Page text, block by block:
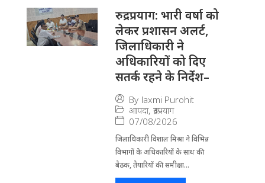
रुद्रप्रयाग: भारी वर्षा को
लेकर प्रशासन अलर्ट,
जिलाधिकारी ने
अधिकारियों को दिए
सतर्क रहने के निर्देश–
By laxmi Purohit
आपदा, रूद्रप्रयाग
07/08/2026
जिला​धिकारी विशाल मिश्रा ने वि​भिन्न
विभागों के अ​धिकारियों के साथ की
बैठक, तैयारियों की समीक्षा...